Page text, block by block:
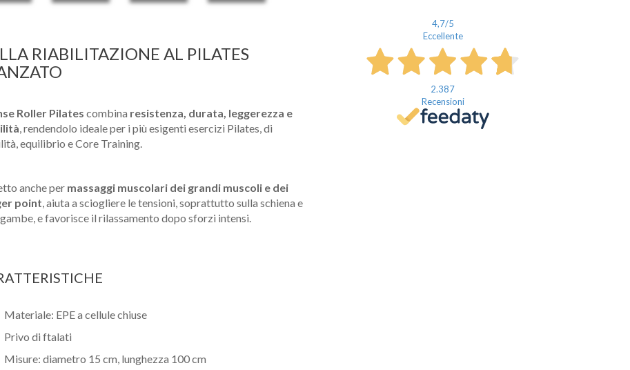
RIABILITAZIONE AL PILATES
Roller Pilates combina resistenza, durata, leggerezza e
, rendendolo ideale per i più esigenti esercizi Pilates, di
equilibrio e Core Training.
anche per massaggi muscolari dei grandi muscoli e dei
point, aiuta a sciogliere le tensioni, soprattutto sulla schiena e
e favorisce il rilassamento dopo sforzi intensi.
Materiale: EPE a cellule chiuse
Privo di ftalati
Misure: diametro 15 cm, lunghezza 100 cm
4,7/5
Eccellente
2.387
Recensioni